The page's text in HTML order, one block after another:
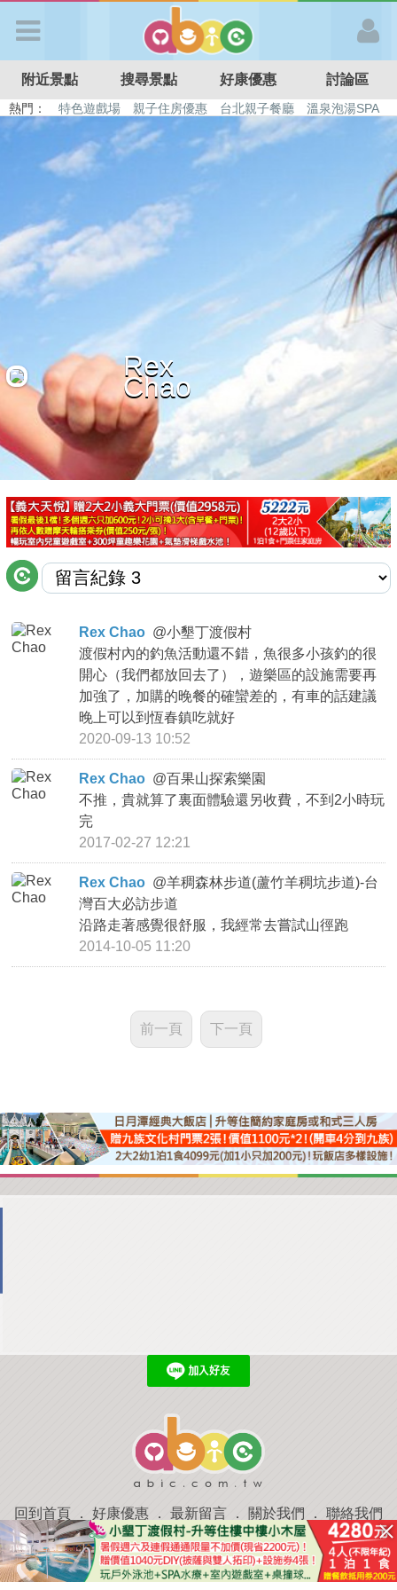
APP登入
首 頁
搜尋景點
好康優惠
最新留言
商家合作
推薦景點
討論區
聯絡我們
APP下載
附近景點 搜尋景點 好康優惠 討論區
熱門： 特色遊戲場 親子住房優惠 台北親子餐廳
溫泉泡湯SPA
溜滑梯民宿
觀光工廠 日本親子景點
Rex
Chao
Rex Chao @小墾丁渡假村
渡假村內的釣魚活動還不錯，魚很多小孩釣的很
開心（我們都放回去了），遊樂區的設施需要再
加強了，加購的晚餐的確蠻差的，有車的話建議
晚上可以到恆春鎮吃就好
2020-09-13 10:52
Rex Chao @百果山探索樂園
不推，貴就算了裏面體驗還另收費，不到2小時玩
完
2017-02-27 12:21
Rex Chao @羊稠森林步道(蘆竹羊稠坑步道)-台
灣百大必訪步道
沿路走著感覺很舒服，我經常去嘗試山徑跑
2014-10-05 11:20
前一頁 下一頁
回到首頁 ． 好康優惠 ． 最新留言 ． 關於我們 ． 聯絡我們
部落格微件．商家合作．討論區．推薦景點． APP下載
羿磊資訊 服務條款&隱私權政策